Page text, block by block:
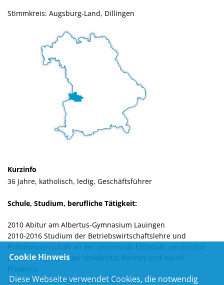
Stimmkreis: Augsburg-Land, Dillingen
Kurzinfo
36 Jahre, katholisch, ledig, Geschäftsführer
Schule, Studium, berufliche Tätigkeit:
2010 Abitur am Albertus-Gymnasium Lauingen
2010-2016 Studium der Betriebswirtschaftslehre und
Politikwissenschaft an der Universität Eichstätt, am Institut
d’Études Politique der Universität Rennes und Aix-en-
Provence
2014-2016 Projektmanager im Bereich
Cookie Hinweis
Diese Webseite verwendet Cookies, die notwendig